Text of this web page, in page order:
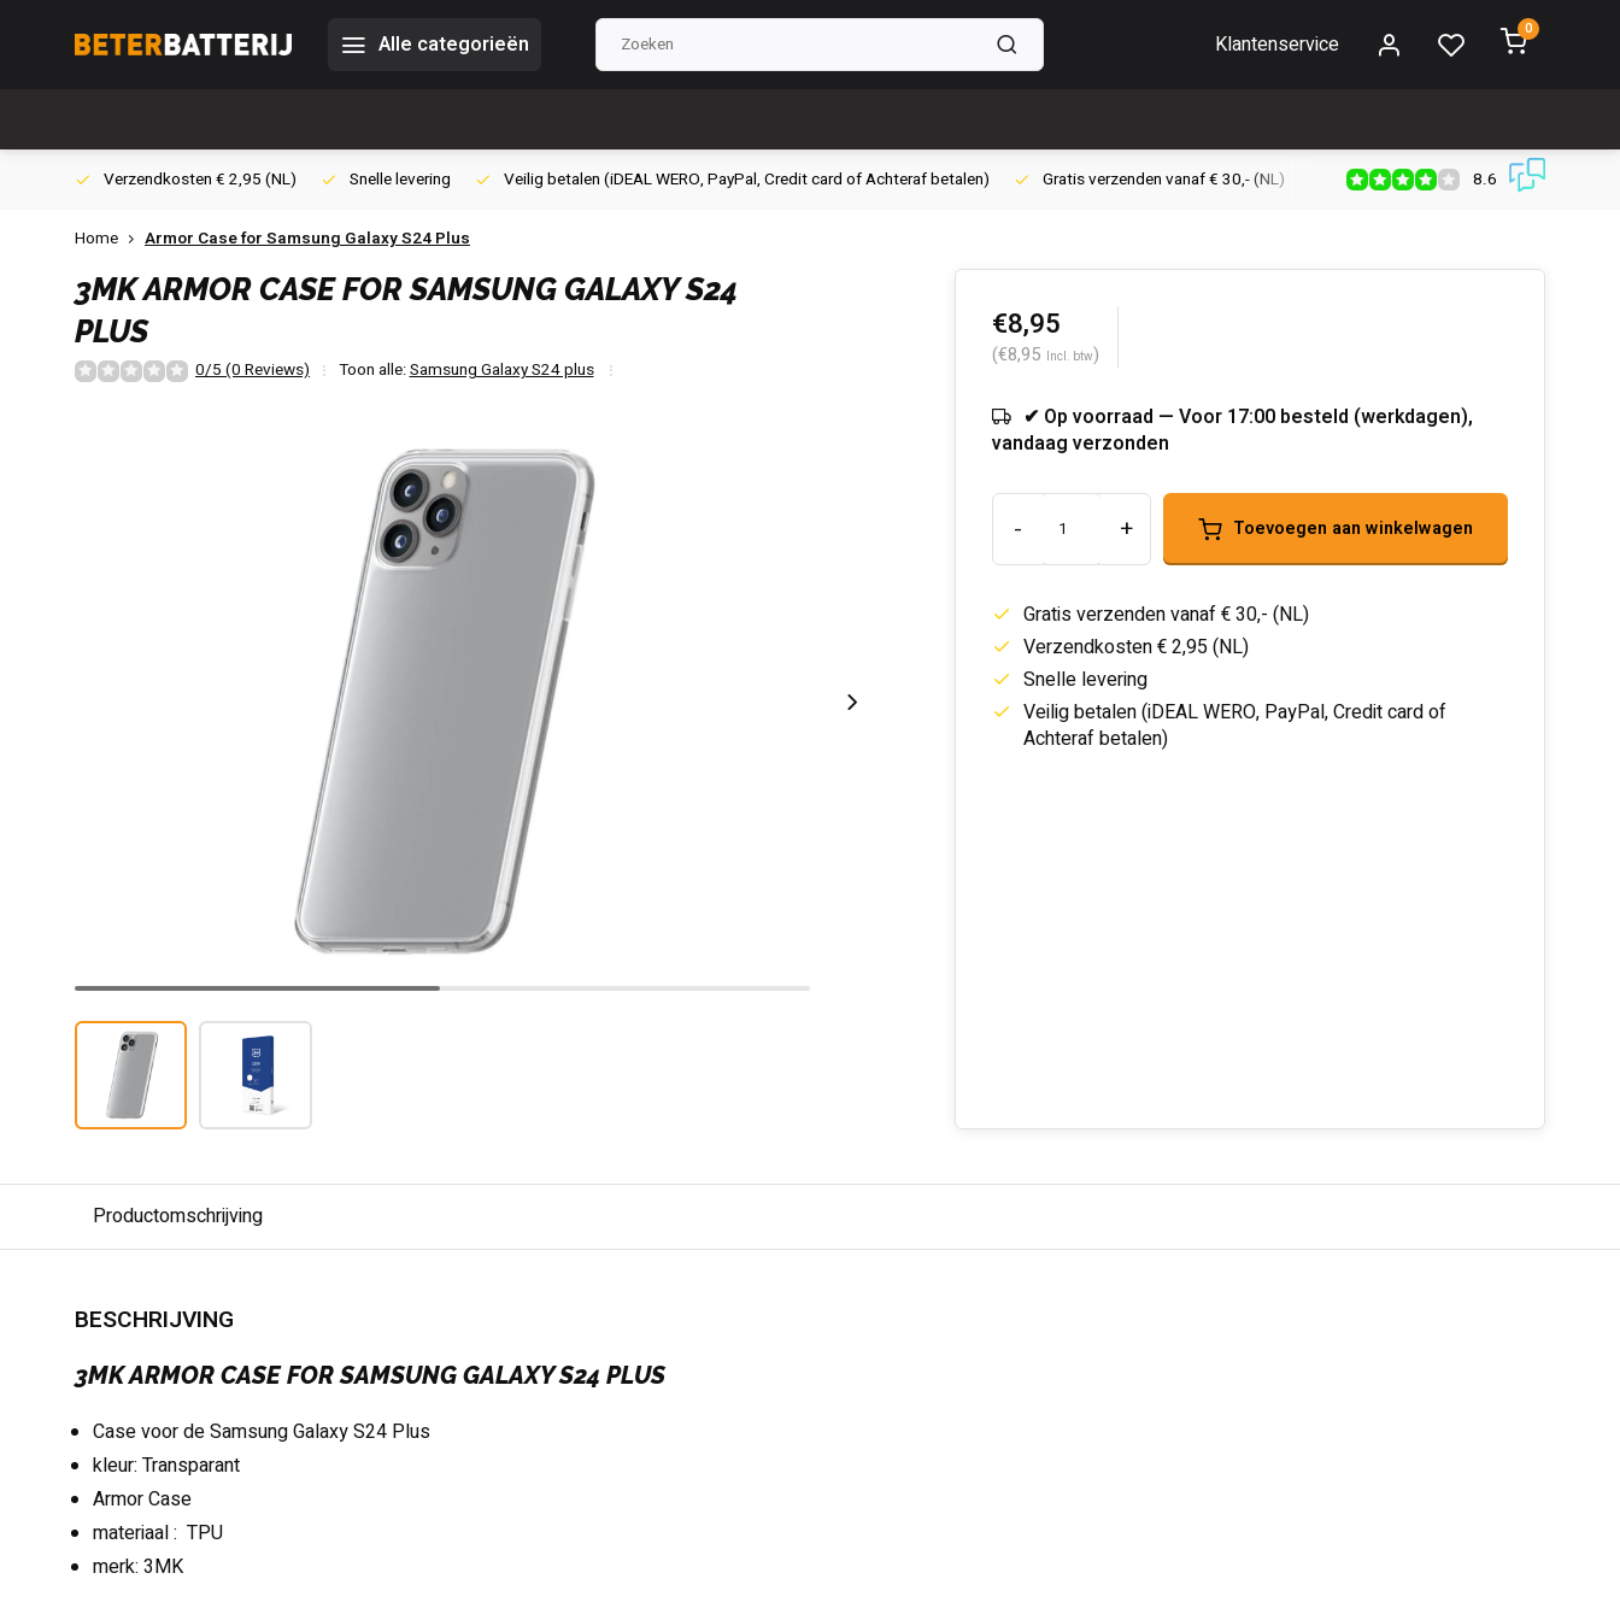
Alle categorieën Klantenservice
0
Verzendkosten € 2,95 (NL) Snelle levering Veilig betalen (iDEAL WERO, PayPal, Credit card of Achteraf betalen) Gratis verzenden vanaf € 30,- (NL) Verzendkosten € 2,95 (NL)
8.6
Home Armor Case for Samsung Galaxy S24 Plus
3MKARMOR CASE FOR SAMSUNG GALAXY S24
PLUS
0/5 (0 Reviews) Toon alle:Samsung Galaxy S24 plus
€8,95
(€8,95 Incl. btw)
✔ Op voorraad — Voor 17:00 besteld (werkdagen),
vandaag verzonden
- + Toevoegen aan winkelwagen
Gratis verzenden vanaf € 30,- (NL)
Verzendkosten € 2,95 (NL)
Snelle levering
Veilig betalen (iDEAL WERO, PayPal, Credit card of
Achteraf betalen)
Productomschrijving
BESCHRIJVING
3MK ARMOR CASE FOR SAMSUNG GALAXY S24 PLUS
Case voor de Samsung Galaxy S24 Plus
kleur: Transparant
Armor Case
materiaal : TPU
merk: 3MK